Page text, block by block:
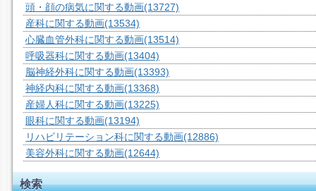
頭・顔の病気に関する動画(13727)
産科に関する動画(13534)
心臓血管外科に関する動画(13514)
呼吸器科に関する動画(13404)
脳神経外科に関する動画(13393)
神経内科に関する動画(13368)
産婦人科に関する動画(13225)
眼科に関する動画(13194)
リハビリテーション科に関する動画(12886)
美容外科に関する動画(12644)
検索